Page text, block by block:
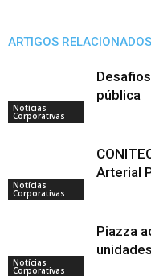
ARTIGOS RELACIONADOS
Notícias
Corporativas
pública
Notícias
Corporativas
Arterial
Notícias
Corporativas
Piazza